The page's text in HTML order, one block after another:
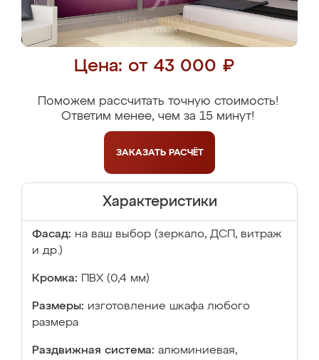
Цена: от 43 000 ₽
Поможем рассчитать точную стоимость!
Ответим менее, чем за 15 минут!
ЗАКАЗАТЬ РАСЧЁТ
Характеристики
Фасад: на ваш выбор (зеркало, ДСП, витраж
и др.)
Кромка: ПВХ (0,4 мм)
Размеры: изготовление шкафа любого
размера
Раздвижная система: алюминиевая,